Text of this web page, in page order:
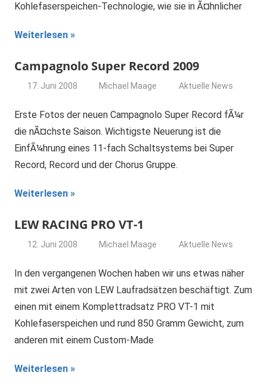
Kohlefaserspeichen-Technologie, wie sie in Ã¤hnlicher
Weiterlesen
Campagnolo Super Record 2009
17. Juni 2008 Michael Maage Aktuelle News
Erste Fotos der neuen Campagnolo Super Record fÃ¼r
die nÃ¤chste Saison. Wichtigste Neuerung ist die
EinfÃ¼hrung eines 11-fach Schaltsystems bei Super
Record, Record und der Chorus Gruppe.
Weiterlesen
LEW RACING PRO VT-1
12. Juni 2008 Michael Maage Aktuelle News
In den vergangenen Wochen haben wir uns etwas näher
mit zwei Arten von LEW Laufradsätzen beschäftigt. Zum
einen mit einem Komplettradsatz PRO VT-1 mit
Kohlefaserspeichen und rund 850 Gramm Gewicht, zum
anderen mit einem Custom-Made
Weiterlesen